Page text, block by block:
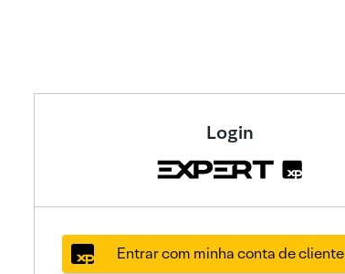
Login
Entrar com minha conta de cliente